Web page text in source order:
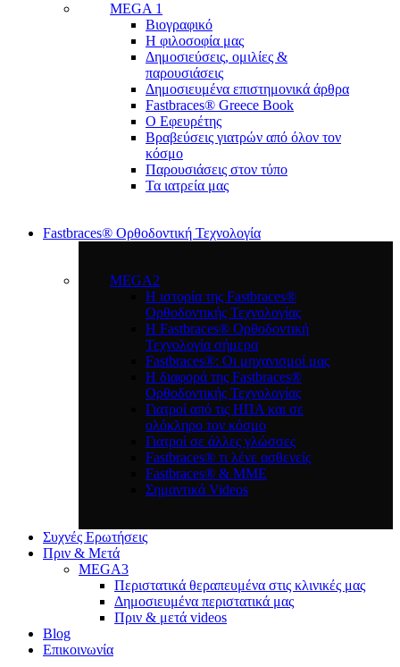
MEGA 1
Βιογραφικό
Η φιλοσοφία μας
Δημοσιεύσεις, ομιλίες &
παρουσιάσεις
Δημοσιευμένα επιστημονικά άρθρα
Fastbraces® Greece Book
Ο Εφευρέτης
Bραβεύσεις γιατρών από όλον τον
κόσμο
Παρουσιάσεις στον τύπο
Τα ιατρεία μας
Fastbraces® Ορθοδοντική Τεχνολογία
MEGA2
Η ιστορία της Fastbraces®
Ορθοδοντικής Τεχνολογίας
H Fastbraces® Ορθοδοντική
Τεχνολογία σήμερα
Fastbraces®: Οι μηχανισμοί μας
Η διαφορά της Fastbraces®
Ορθοδοντικής Τεχνολογίας
Γιατροί από τις ΗΠΑ και σε
ολόκληρο τον κόσμο
Γιατροί σε άλλες γλώσσες
Fastbraces® τι λένε ασθενείς
Fastbraces® & ΜΜΕ
Σημαντικά Videos
Συχνές Ερωτήσεις
Πριν & Μετά
MEGA3
Περιστατικά θεραπευμένα στις κλινικές μας
Δημοσιευμένα περιστατικά μας
Πριν & μετά videos
Blog
Επικοινωνία